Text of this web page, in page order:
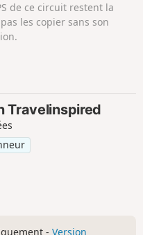
de ce circuit restent la
les copier sans son
Travelinspired
-Version